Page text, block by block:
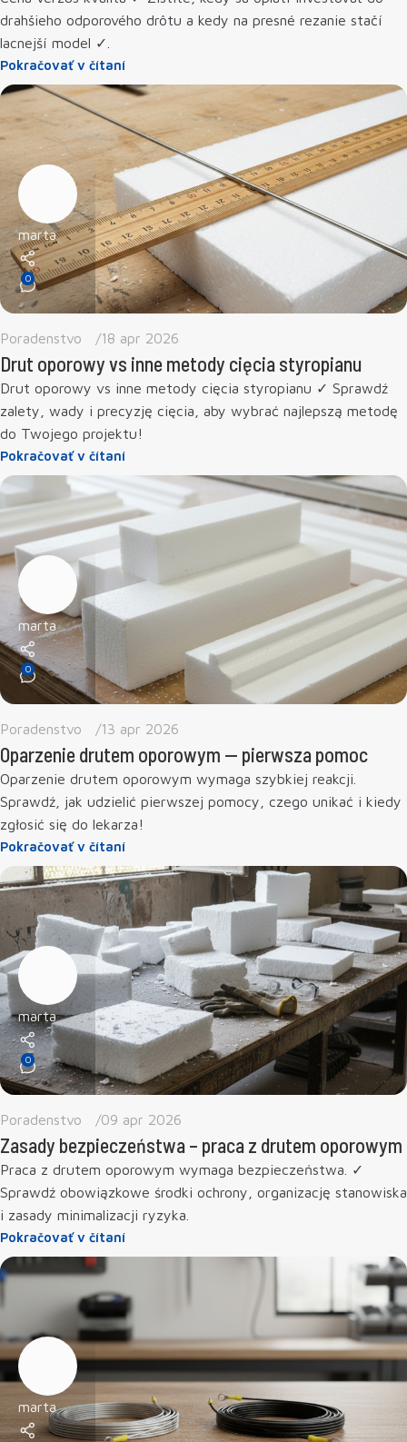
drahšieho odporového drôtu a kedy na presné rezanie stačí
lacnejší model ✓.
Pokračovať v čítaní
marta
0
Poradenstvo 18 apr 2026
Drut oporowy vs inne metody cięcia styropianu
Drut oporowy vs inne metody cięcia styropianu ✓ Sprawdź
zalety, wady i precyzję cięcia, aby wybrać najlepszą metodę
do Twojego projektu!
Pokračovať v čítaní
marta
0
Poradenstvo 13 apr 2026
Oparzenie drutem oporowym — pierwsza pomoc
Oparzenie drutem oporowym wymaga szybkiej reakcji.
Sprawdź, jak udzielić pierwszej pomocy, czego unikać i kiedy
zgłosić się do lekarza!
Pokračovať v čítaní
marta
0
Poradenstvo 09 apr 2026
Zasady bezpieczeństwa – praca z drutem oporowym
Praca z drutem oporowym wymaga bezpieczeństwa. ✓
Sprawdź obowiązkowe środki ochrony, organizację stanowiska
i zasady minimalizacji ryzyka.
Pokračovať v čítaní
marta